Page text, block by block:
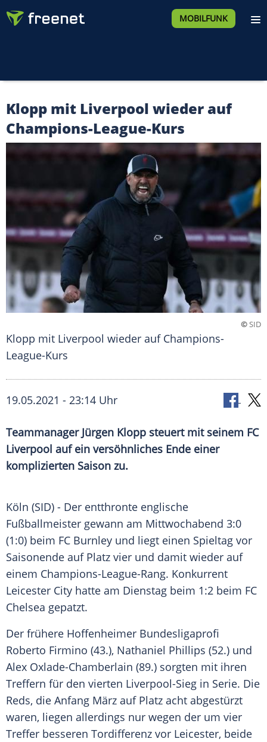
MOBILFUNK
Klopp mit Liverpool wieder auf
Champions-League-Kurs
©SID
Klopp mit Liverpool wieder auf Champions-
League-Kurs
19.05.2021 - 23:14 Uhr
Teammanager Jürgen Klopp steuert mit seinem FC
Liverpool auf ein versöhnliches Ende einer
komplizierten Saison zu.
Köln (SID) - Der entthronte englische
Fußballmeister gewann am Mittwochabend 3:0
(1:0) beim FC Burnley und liegt einen Spieltag vor
Saisonende auf Platz vier und damit wieder auf
einem Champions-League-Rang. Konkurrent
Leicester City hatte am Dienstag beim 1:2 beim FC
Chelsea gepatzt.
Der frühere Hoffenheimer Bundesligaprofi
Roberto Firmino (43.), Nathaniel Phillips (52.) und
Alex Oxlade-Chamberlain (89.) sorgten mit ihren
Treffern für den vierten Liverpool-Sieg in Serie. Die
Reds, die Anfang März auf Platz acht abgestürzt
waren, liegen allerdings nur wegen der um vier
Treffer besseren Tordifferenz vor Leicester, beide